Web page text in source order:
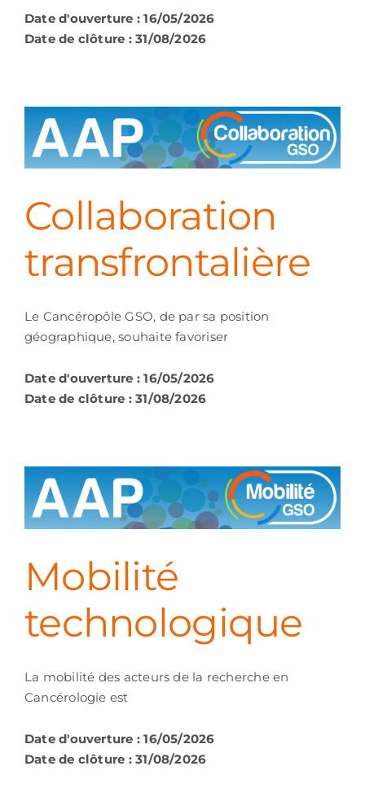
Date d'ouverture : 16/05/2026
Date de clôture : 31/08/2026
Collaboration
transfrontalière
Le Cancéropôle GSO, de par sa position
géographique, souhaite favoriser
Date d'ouverture : 16/05/2026
Date de clôture : 31/08/2026
Mobilité
technologique
La mobilité des acteurs de la recherche en
Cancérologie est
Date d'ouverture : 16/05/2026
Date de clôture : 31/08/2026